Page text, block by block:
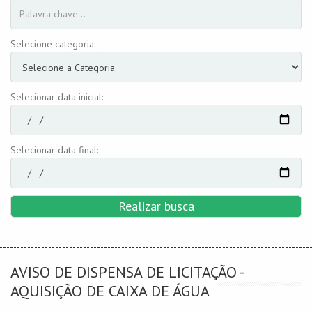
Selecione categoria:
Selecionar data inicial:
Selecionar data final:
Realizar busca
AVISO DE DISPENSA DE LICITAÇÃO -
AQUISIÇÃO DE CAIXA DE ÁGUA